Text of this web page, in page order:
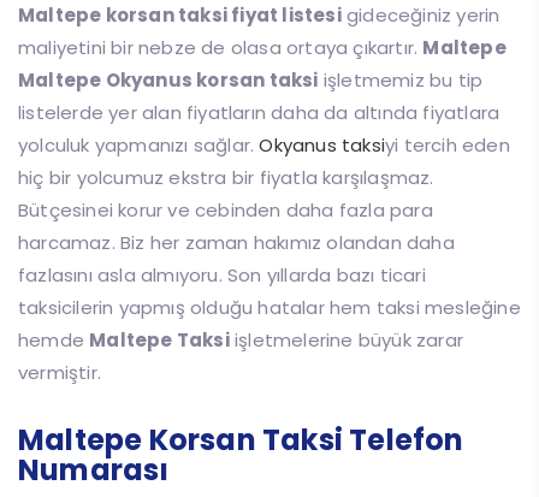
Maltepe korsan taksi fiyat listesigideceğiniz yerin
maliyetini bir nebze de olasa ortaya çıkartır. Maltepe
Maltepe Okyanus korsan taksi işletmemiz bu tip
listelerde yer alan fiyatların daha da altında fiyatlara
yolculuk yapmanızı sağlar.Okyanus taksiyi tercih eden
hiç bir yolcumuz ekstra bir fiyatla karşılaşmaz.
Bütçesinei korur ve cebinden daha fazla para
harcamaz. Biz her zaman hakımız olandan daha
fazlasını asla almıyoru. Son yıllarda bazı ticari
taksicilerin yapmış olduğu hatalar hem taksi mesleğine
hemde Maltepe Taksiişletmelerine büyük zarar
vermiştir.
Maltepe Korsan Taksi Telefon
Numarası